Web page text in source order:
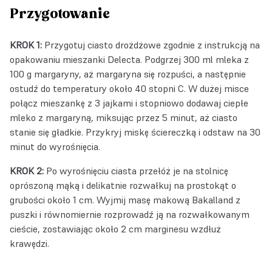
Przygotowanie
KROK 1: Przygotuj ciasto drożdżowe zgodnie z instrukcją na
opakowaniu mieszanki Delecta. Podgrzej 300 ml mleka z
100 g margaryny, aż margaryna się rozpuści, a następnie
ostudź do temperatury około 40 stopni C. W dużej misce
połącz mieszankę z 3 jajkami i stopniowo dodawaj ciepłe
mleko z margaryną, miksując przez 5 minut, aż ciasto
stanie się gładkie. Przykryj miskę ściereczką i odstaw na 30
minut do wyrośnięcia.
KROK 2: Po wyrośnięciu ciasta przełóż je na stolnicę
oprószoną mąką i delikatnie rozwałkuj na prostokąt o
grubości około 1 cm. Wyjmij masę makową Bakalland z
puszki i równomiernie rozprowadź ją na rozwałkowanym
cieście, zostawiając około 2 cm marginesu wzdłuż
krawędzi.